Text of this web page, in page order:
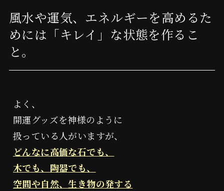
よしみつ研究所
風水や運気、エネルギーを高めるた
めには「キレイ」な状態を作るこ
と。
よく、
開運グッズを神様のように
扱っている人がいますが、
どんなに高価な石でも、
木でも、陶器でも、
空間や自然、生き物の発する